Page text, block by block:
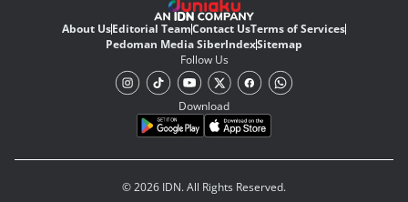
About UsEditorial TeamContact UsTerms of Services
Pedoman Media SiberIndexSitemap
Follow Us
Download
© 2026 IDN. All Rights Reserved.